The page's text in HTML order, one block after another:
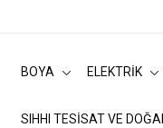
BOYA ELEKTRİK
SIHHI TESİSAT VE